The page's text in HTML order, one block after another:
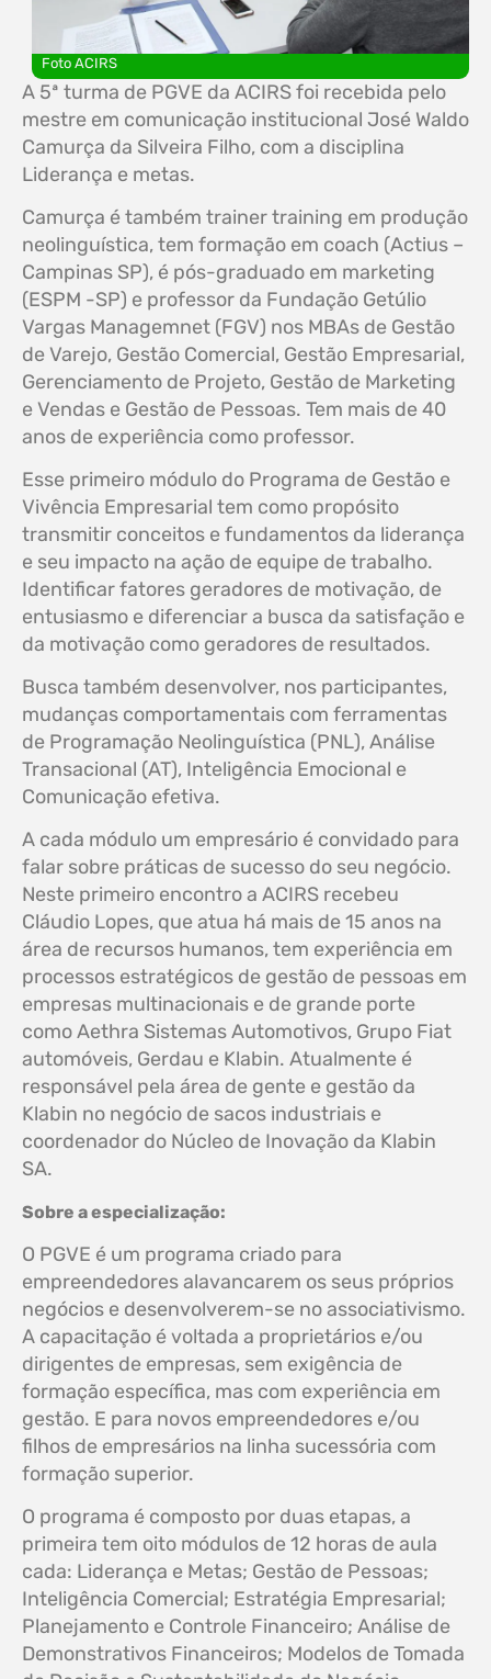
Foto ACIRS
A 5ª turma de PGVE da ACIRS foi recebida pelo
mestre em comunicação institucional José Waldo
Camurça da Silveira Filho, com a disciplina
Liderança e metas.
Camurça é também trainer training em produção
neolinguística, tem formação em coach (Actius –
Campinas SP), é pós-graduado em marketing
(ESPM -SP) e professor da Fundação Getúlio
Vargas Managemnet (FGV) nos MBAs de Gestão
de Varejo, Gestão Comercial, Gestão Empresarial,
Gerenciamento de Projeto, Gestão de Marketing
e Vendas e Gestão de Pessoas. Tem mais de 40
anos de experiência como professor.
Esse primeiro módulo do Programa de Gestão e
Vivência Empresarial tem como propósito
transmitir conceitos e fundamentos da liderança
e seu impacto na ação de equipe de trabalho.
Identificar fatores geradores de motivação, de
entusiasmo e diferenciar a busca da satisfação e
da motivação como geradores de resultados.
Busca também desenvolver, nos participantes,
mudanças comportamentais com ferramentas
de Programação Neolinguística (PNL), Análise
Transacional (AT), Inteligência Emocional e
Comunicação efetiva.
A cada módulo um empresário é convidado para
falar sobre práticas de sucesso do seu negócio.
Neste primeiro encontro a ACIRS recebeu
Cláudio Lopes, que atua há mais de 15 anos na
área de recursos humanos, tem experiência em
processos estratégicos de gestão de pessoas em
empresas multinacionais e de grande porte
como Aethra Sistemas Automotivos, Grupo Fiat
automóveis, Gerdau e Klabin. Atualmente é
responsável pela área de gente e gestão da
Klabin no negócio de sacos industriais e
coordenador do Núcleo de Inovação da Klabin
SA.
Sobre a especialização:
O PGVE é um programa criado para
empreendedores alavancarem os seus próprios
negócios e desenvolverem-se no associativismo.
A capacitação é voltada a proprietários e/ou
dirigentes de empresas, sem exigência de
formação específica, mas com experiência em
gestão. E para novos empreendedores e/ou
filhos de empresários na linha sucessória com
formação superior.
O programa é composto por duas etapas, a
primeira tem oito módulos de 12 horas de aula
cada: Liderança e Metas; Gestão de Pessoas;
Inteligência Comercial; Estratégia Empresarial;
Planejamento e Controle Financeiro; Análise de
Demonstrativos Financeiros; Modelos de Tomada